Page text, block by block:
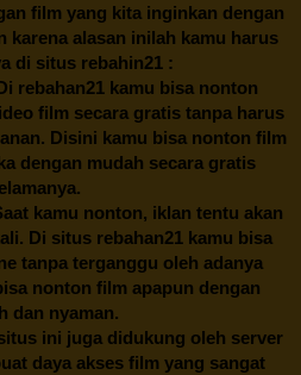
film yang kita inginkan dengan
karena alasan inilah kamu harus
di situs rebahin21 :
rebahan21 kamu bisa nonton
film secara gratis tanpa harus
Disini kamu bisa nonton film
dengan mudah secara gratis
kamu nonton, iklan tentu akan
Di situs rebahan21 kamu bisa
tanpa terganggu oleh adanya
nonton film apapun dengan
dan nyaman.
ini juga didukung oleh server
daya akses film yang sangat